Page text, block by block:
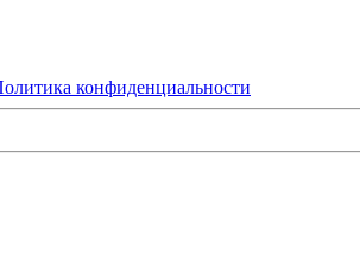
конфиденциальности